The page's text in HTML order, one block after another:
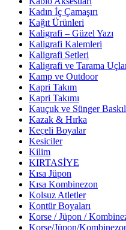
Kadın İç Çamaşırı
Kağıt Ürünleri
Kaligrafi – Güzel Yazı
Kaligrafi Kalemleri
Kaligrafi Setleri
Kaligrafi ve Tarama
Kamp ve Outdoor
Kapri Takım
Kapri Takımı
Kauçuk ve Sünger
Kazak & Hırka
Keçeli Boyalar
Kesiciler
Kilim
KIRTASİYE
Kısa Jüpon
Kısa Kombinezon
Kolsuz Atletler
Kontür Boyaları
Korse / Jüpon /
Korse/Jüpon/